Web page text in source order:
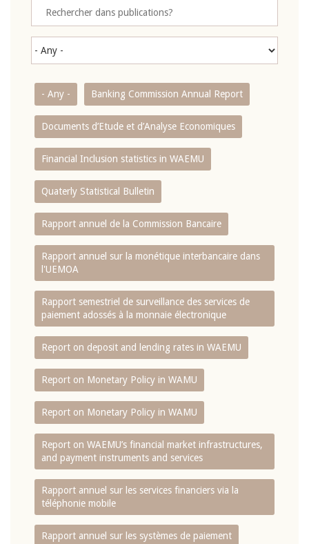
- Any - Banking Commission Annual Report
Documents d’Etude et d’Analyse Economiques
Financial Inclusion statistics in WAEMU
Quaterly Statistical Bulletin
Rapport annuel de la Commission Bancaire
Rapport annuel sur la monétique interbancaire dans
l'UEMOA
Rapport semestriel de surveillance des services de
paiement adossés à la monnaie électronique
Report on deposit and lending rates in WAEMU
Report on Monetary Policy in WAMU
Report on Monetary Policy in WAMU
Report on WAEMU’s financial market infrastructures,
and payment instruments and services
Rapport annuel sur les services financiers via la
téléphonie mobile
Rapport annuel sur les systèmes de paiement